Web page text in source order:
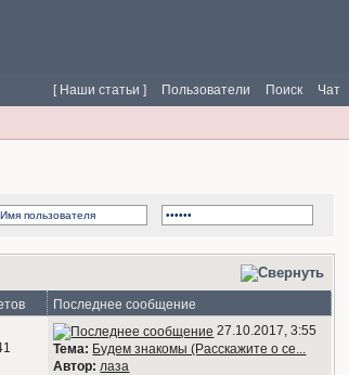
Чат
Поиск
Пользователи
[ Наши статьи ]
Последнее сообщение
27.10.2017, 3:55
Тема: Будем знакомы (Расскажите о се...
Автор: лаза